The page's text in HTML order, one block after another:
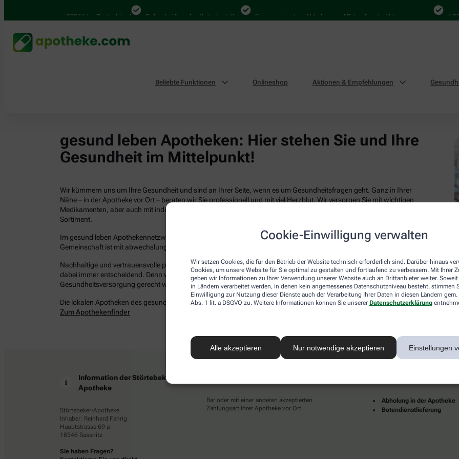
Cookie-Einwilligung verwalten
Wir setzen Cookies, die für den Betrieb der Website technisch erforderlich sind. Darüber hinaus
Cookies, um unsere Website für Sie optimal zu gestalten und fortlaufend zu verbessern. Mit Ihrer
geben wir Informationen zu Ihrer Verwendung unserer Website auch an Drittanbieter weiter. Soweit
in Ländern verarbeitet werden, in denen kein angemessenes Datenschutzniveau besteht, stimmen
Einwilligung zur Nutzung dieser Dienste auch der Verarbeitung Ihrer Daten in diesen Ländern
Abs. 1 lit. a DSGVO zu. Weitere Informationen können Sie unserer Datenschutzerklärung
Alle akzeptieren Nur notwendige akzeptieren Einstellungen
4.000 Mal in Deutschland Online bei Ihrer Apotheke bestellen Bequem zwischen Abholung und Botendienst wählen
Beliebte Funktionen Onlineshop Aktionen & Empfehlungen
gesund leben Apotheken: Hier stehen Sie und Ihre
Gesundheit im Mittelpunkt!
Wir kümmern uns um Ihre Gesundheit und sind an Ihrer Seite, wenn es um Gesundheitsfragen geht. Ganz in Ihrer
Nähe – in der Apotheke vor Ort – beraten wir Sie professionell und mit viel Herzblut. Wir versorgen Sie mit wichtigen
Medikamenten, aber auch mit individuellen Gesundheitsleistungen und attraktiven Produkten aus unserem
Sortiment.
Im gesund leben Apothekennetzwerk befinden sich bundesweit mehrere tausend lokale Apotheken. Diese starke
Gemeinschaft ist mit abwechslungsreichen Angeboten und Dienstleistungen immer für Sie da.
Nachhaltige und vertrauensvolle persönliche Beziehungen zu Ihnen als Patientinnen und Patienten sind für uns
dabei immer entscheidend. Denn wir möchten Ihrem Anspruch an eine individuelle, hochwertige und digitale
Gesundheitsversorgung gerecht werden – damit Sie gesünder und erfüllter leben.
Die lokalen Apotheken des gesund leben Netzwerkes in Ihrer Nähe finden Sie hier:
Zum Apothekenfinder
Information der Störtebeker-
Apotheke
Störtebeker-Apotheke
Inhaber: Reinhard Fahrig
Hauptstrasse 69 a
18546 Sassnitz
Sie haben Fragen?
Bar oder mit einer anderen akzeptierten
Zahlungsart Ihrer Apotheke vor Ort.
Abholung in der Apotheke
Botendienstlieferung